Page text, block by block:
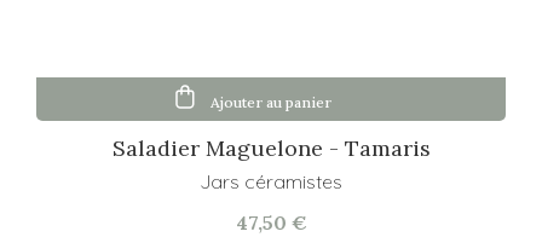
Saladier Maguelone - Tamaris
Jars céramistes
47,50 €
Ajouter au panier